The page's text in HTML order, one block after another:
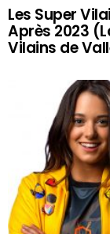
Les Super
Après 2023
Vilains de